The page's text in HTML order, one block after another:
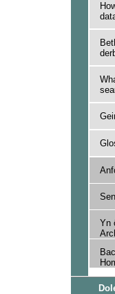
Yn